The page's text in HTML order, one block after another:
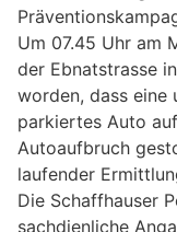
Um 07.45 Uhr am
der Ebnatstrasse
worden, dass eine
parkiertes Auto
Autoaufbruch
laufender
Die Schaffhauser
sachdienliche